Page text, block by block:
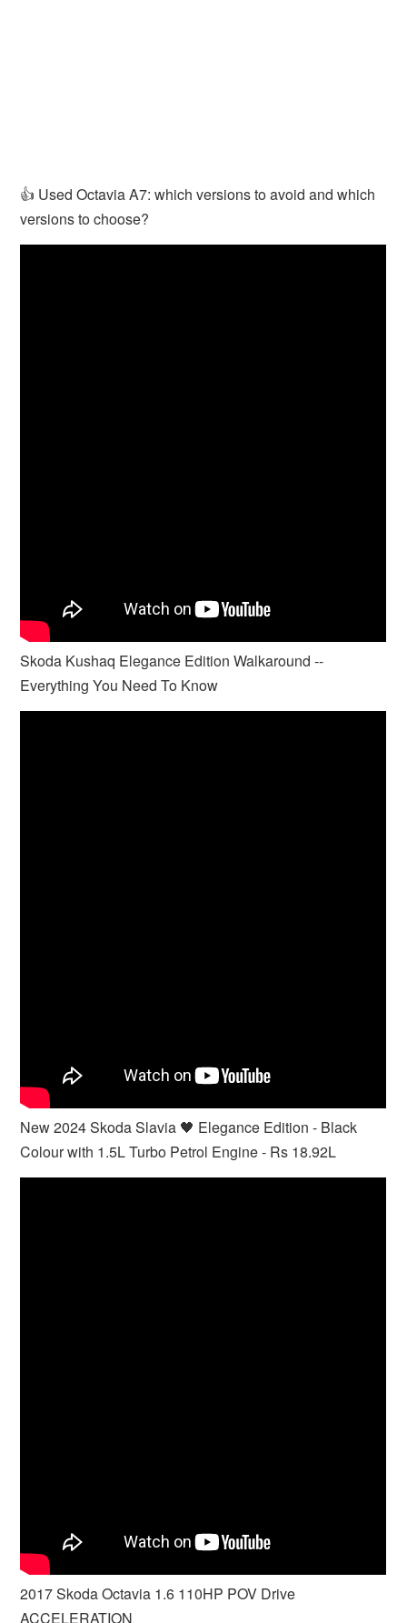
👍 Used Octavia A7: which versions to avoid and which
versions to choose?
Skoda Kushaq Elegance Edition Walkaround --
Everything You Need To Know
New 2024 Skoda Slavia 🖤 Elegance Edition - Black
Colour with 1.5L Turbo Petrol Engine - Rs 18.92L
2017 Skoda Octavia 1.6 110HP POV Drive
ACCELERATION